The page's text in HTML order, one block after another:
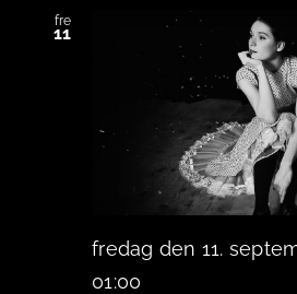
fre
11
fredag den 11.
01:00